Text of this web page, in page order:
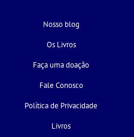
Nosso blog
Os Livros
Faça uma doação
Fale Conosco
Política de Privacidade
Livros